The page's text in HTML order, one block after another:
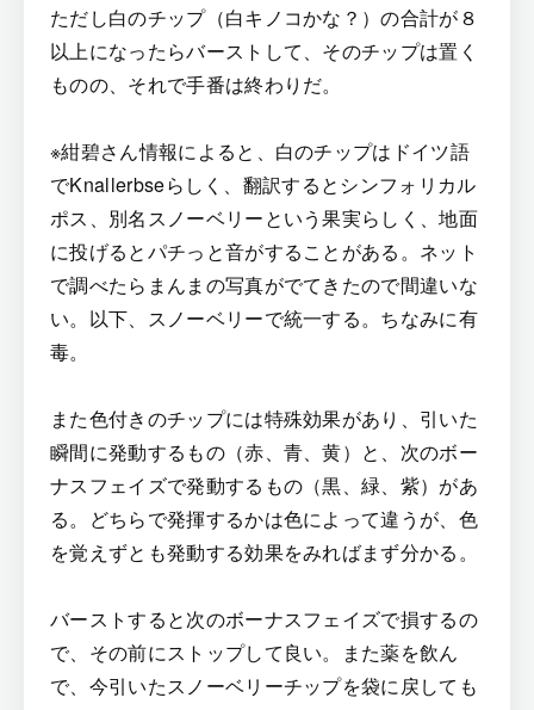
ただし白のチップ（白キノコかな？）の合計が８
以上になったらバーストして、そのチップは置く
ものの、それで手番は終わりだ。
※紺碧さん情報によると、白のチップはドイツ語
でKnallerbseらしく、翻訳するとシンフォリカル
ポス、別名スノーベリーという果実らしく、地面
に投げるとパチっと音がすることがある。ネット
で調べたらまんまの写真がでてきたので間違いな
い。以下、スノーベリーで統一する。ちなみに有
毒。
また色付きのチップには特殊効果があり、引いた
瞬間に発動するもの（赤、青、黄）と、次のボー
ナスフェイズで発動するもの（黒、緑、紫）があ
る。どちらで発揮するかは色によって違うが、色
を覚えずとも発動する効果をみればまず分かる。
バーストすると次のボーナスフェイズで損するの
で、その前にストップして良い。また薬を飲ん
で、今引いたスノーベリーチップを袋に戻しても